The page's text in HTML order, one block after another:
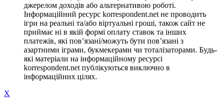
джерелом доходів або альтернативою роботі.
Інформаційний ресурс korrespondent.net не проводить
ігри на реальні та/або віртуальні гроші, також сайт не
приймає ні в якій формі оплату ставок та інших
платежів, які пов’язані/можуть бути пов’язані з
азартними іграми, букмекерами чи тоталізаторами. Будь-
які матеріали на інформаційному ресурсі
korrespondent.net публікуються виключно в
інформаційних цілях.
X